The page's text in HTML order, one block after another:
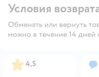
Условия
Обменять или вернуть
можно в течение 14 дней
Рейтинг:
4,5